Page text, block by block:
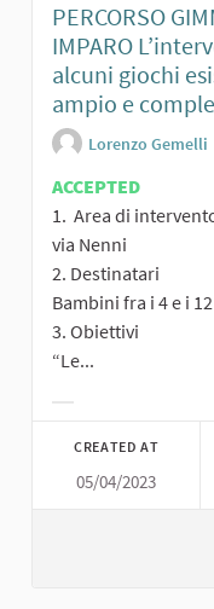
PERCORSO
IMPARO
alcuni giochi
ampio e
Lorenzo Gemelli
ACCEPTED
1. Area di
via Nenni
2. Destinatari
Bambini fra i 4 e i
3. Obiettivi
“Le...
CREATED AT
05/04/2023